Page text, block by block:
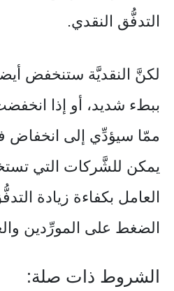
التدفُّق النقدي.
لكنَّ النقديَّة ستنخفض
ببطء شديد، أو إذا
ممّا سيؤدِّي إلى انخفاض
يمكن للشَّركات التي
العامل بكفاءة زيادة
الضغط على المورِّدين
الشروط ذات صلة: